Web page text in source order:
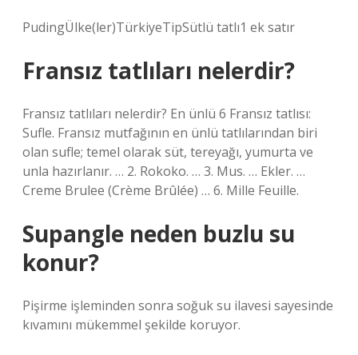
PudingÜlke(ler)TürkiyeTipSütlü tatlı1 ek satır
Fransız tatlıları nelerdir?
Fransız tatlıları nelerdir? En ünlü 6 Fransız tatlısı:
Sufle. Fransız mutfağının en ünlü tatlılarından biri
olan sufle; temel olarak süt, tereyağı, yumurta ve
unla hazırlanır. … 2. Rokoko. … 3. Mus. … Ekler. …
Creme Brulee (Crème Brûlée) … 6. Mille Feuille.
Supangle neden buzlu su
konur?
Pişirme işleminden sonra soğuk su ilavesi sayesinde
kıvamını mükemmel şekilde koruyor.